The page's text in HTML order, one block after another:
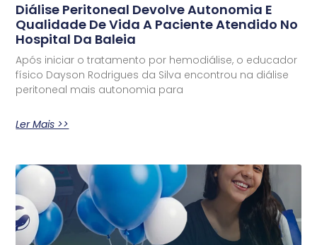
Diálise Peritoneal Devolve Autonomia E
Qualidade De Vida A Paciente Atendido No
Hospital Da Baleia
Após iniciar o tratamento por hemodiálise, o educador
físico Dayson Rodrigues da Silva encontrou na diálise
peritoneal mais autonomia para
Ler Mais >>